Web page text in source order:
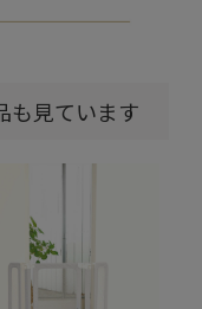
も見ています